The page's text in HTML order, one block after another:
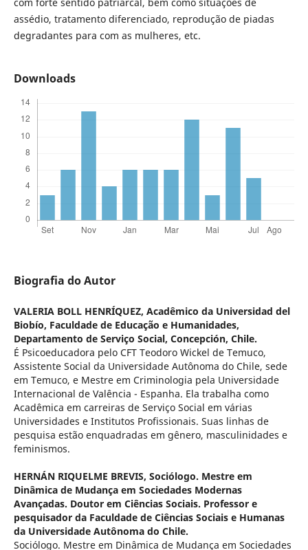
com forte sentido patriarcal, bem como situações de
assédio, tratamento diferenciado, reprodução de piadas
degradantes para com as mulheres, etc.
Downloads
Biografia do Autor
VALERIA BOLL HENRÍQUEZ, Acadêmico da Universidad del
Biobío, Faculdade de Educação e Humanidades,
Departamento de Serviço Social, Concepción, Chile.
É Psicoeducadora pelo CFT Teodoro Wickel de Temuco,
Assistente Social da Universidade Autônoma do Chile, sede
em Temuco, e Mestre em Criminologia pela Universidade
Internacional de Valência - Espanha. Ela trabalha como
Acadêmica em carreiras de Serviço Social em várias
Universidades e Institutos Profissionais. Suas linhas de
pesquisa estão enquadradas em gênero, masculinidades e
feminismos.
HERNÁN RIQUELME BREVIS, Sociólogo. Mestre em
Dinâmica de Mudança em Sociedades Modernas
Avançadas. Doutor em Ciências Sociais. Professor e
pesquisador da Faculdade de Ciências Sociais e Humanas
da Universidade Autônoma do Chile.
Sociólogo. Mestre em Dinâmica de Mudança em Sociedades